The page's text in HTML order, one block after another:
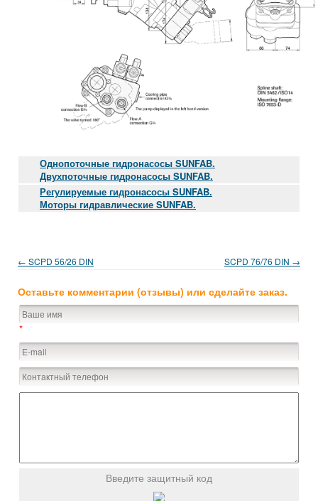
Однопоточные гидронасосы SUNFAB.
Двухпоточные гидронасосы SUNFAB.
Регулируемые гидронасосы SUNFAB.
Моторы гидравлические SUNFAB.
← SCPD 56/26 DIN SCPD 76/76 DIN →
Оставьте комментарии (отзывы) или сделайте заказ.
*
Введите защитный код